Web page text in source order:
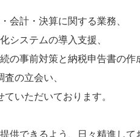
会計・決算に関する業務、
システムの導入支援、
の事前対策と納税申告書の作
査の立会い、
いただいております。
供できるよう、日々精進して